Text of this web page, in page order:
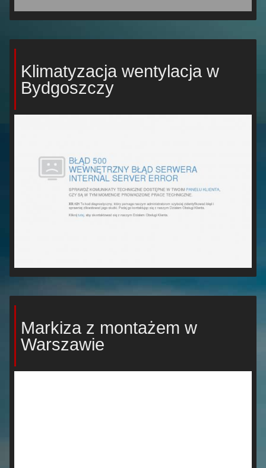
Klimatyzacja wentylacja w
Bydgoszczy
Markiza z montażem w
Warszawie